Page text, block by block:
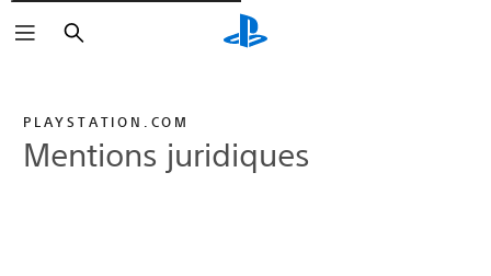
Rechercher
PLAYSTATION.COM
Mentions juridiques